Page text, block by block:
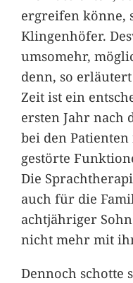
ergreifen könne,
Klingenhöfer.
umsomehr,
denn, so
Zeit ist ein
ersten Jahr nach
bei den Patienten
gestörte
Die
auch für die
achtjähriger
nicht mehr mit
Dennoch schotte